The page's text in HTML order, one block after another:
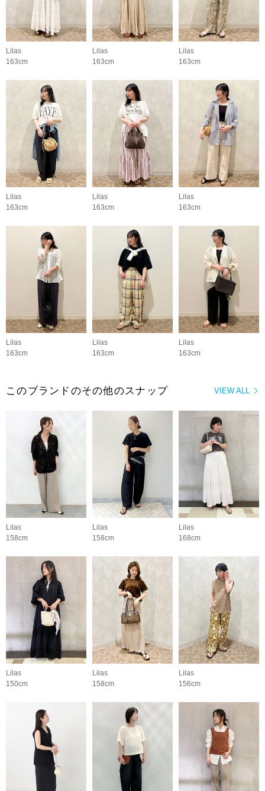
Lilas
163cm
Lilas
163cm
Lilas
163cm
Lilas
163cm
Lilas
163cm
Lilas
163cm
Lilas
163cm
Lilas
163cm
Lilas
163cm
VIEW ALL
このブランドのその他のスナップ
Lilas
158cm
Lilas
158cm
Lilas
168cm
Lilas
150cm
Lilas
158cm
Lilas
156cm